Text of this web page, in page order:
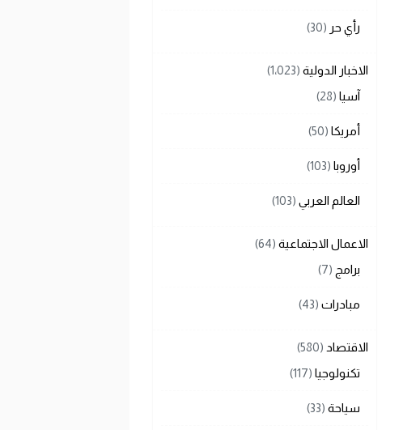
رأي حر (30)
الاخبار الدولية (1٬023)
آسيا (28)
أمريكا (50)
أوروبا (103)
العالم العربي (103)
الاعمال الاجتماعية (64)
برامج (7)
مبادرات (43)
الاقتصاد (580)
تكنولوجيا (117)
سياحة (33)